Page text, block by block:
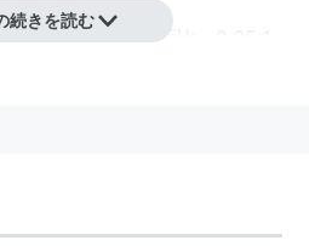
ラー｜98分｜画面比：2.35:1
続きを読む